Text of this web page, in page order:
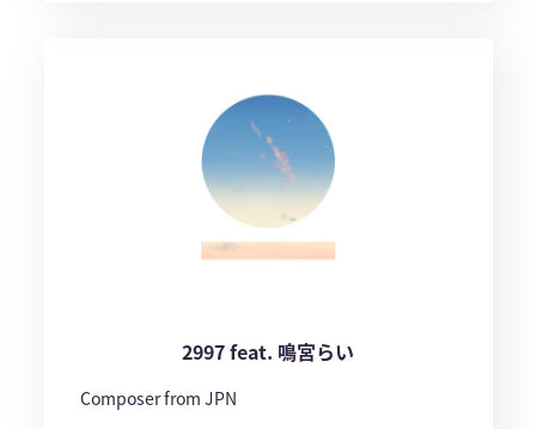
2997 feat. 鳴宮らい
Composer from JPN